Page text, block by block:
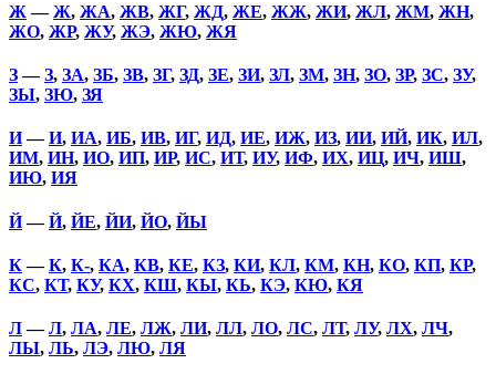
Ж —Ж, ЖА, ЖВ, ЖГ, ЖД, ЖЕ, ЖЖ, ЖИ, ЖЛ, ЖМ, ЖН,
ЖО, ЖР, ЖУ, ЖЭ, ЖЮ, ЖЯ
З—З, ЗА, ЗБ, ЗВ, ЗГ, ЗД, ЗЕ, ЗИ, ЗЛ, ЗМ, ЗН, ЗО, ЗР, ЗС, ЗУ,
ЗЫ, ЗЮ, ЗЯ
И—И, ИА, ИБ, ИВ, ИГ, ИД, ИЕ, ИЖ, ИЗ, ИИ, ИЙ, ИК, ИЛ,
ИМ, ИН, ИО, ИП, ИР, ИС, ИТ, ИУ, ИФ, ИХ, ИЦ, ИЧ, ИШ,
ИЮ, ИЯ
Й—Й, ЙЕ, ЙИ, ЙО, ЙЫ
К—К, К-, КА, КВ, КЕ, КЗ, КИ, КЛ, КМ, КН, КО, КП, КР,
КС, КТ, КУ, КХ, КШ, КЫ, КЬ, КЭ, КЮ, КЯ
Л—Л, ЛА, ЛЕ, ЛЖ, ЛИ, ЛЛ, ЛО, ЛС, ЛТ, ЛУ, ЛХ, ЛЧ,
ЛЫ, ЛЬ, ЛЭ, ЛЮ, ЛЯ